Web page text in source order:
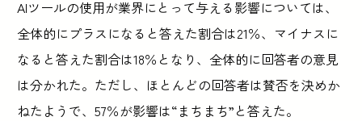
AIツールの使用が業界にとって与える影響については、
全体的にプラスになると答えた割合は21％、マイナスに
なると答えた割合は18％となり、全体的に回答者の意見
は分かれた。ただし、ほとんどの回答者は賛否を決めか
ねたようで、57％が影響は“まちまち”と答えた。